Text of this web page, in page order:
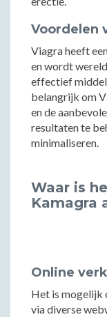
Voordelen
Viagra heeft
en wordt
effectief
belangrijk om
en de
resultaten te
minimaliseren.
Waar is
Kamagra
Online
Het is mogelijk
via diverse